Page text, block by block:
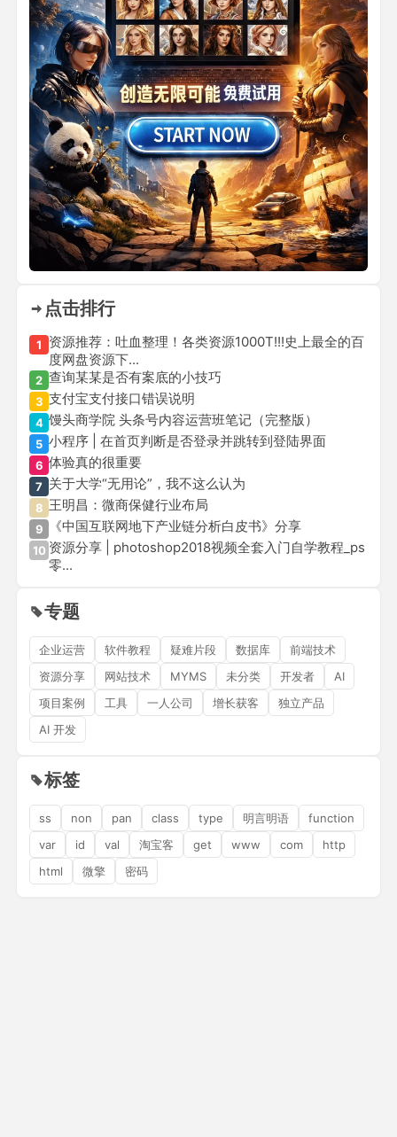
点击排行
1
资源推荐：吐血整理！各类资源1000T!!!史上最全的百
度网盘资源下...
2 查询某某是否有案底的小技巧
3 支付宝支付接口错误说明
4 馒头商学院 头条号内容运营班笔记（完整版）
5 小程序 | 在首页判断是否登录并跳转到登陆界面
6 体验真的很重要
7 关于大学“无用论”，我不这么认为
8 王明昌：微商保健行业布局
9 《中国互联网地下产业链分析白皮书》分享
10 资源分享 | photoshop2018视频全套入门自学教程_ps
零...
专题
企业运营 软件教程 疑难片段 数据库
前端技术
资源分享
网站技术 MYMS 未分类 开发者
AI
项目案例
工具 一人公司 增长获客
独立产品
AI 开发
标签
ss non pan class type 明言明语
function
var
id val 淘宝客 get www com
http
html
微擎 密码